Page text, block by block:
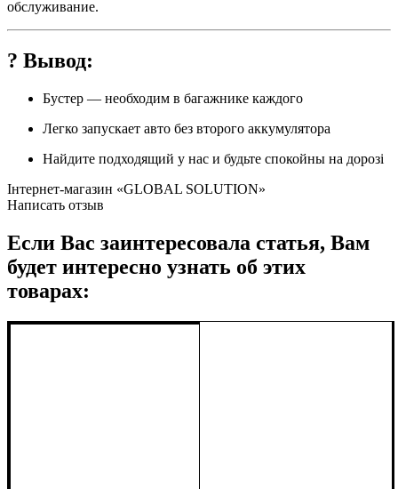
обслуживание.
? Вывод:
Бустер — необходим в багажнике каждого
Легко запускает авто без второго аккумулятора
Найдите подходящий у нас и будьте спокойны на дорозі
Інтернет-магазин «GLOBAL SOLUTION»
Написать отзыв
Если Вас заинтересовала статья, Вам
будет интересно узнать об этих
товарах: